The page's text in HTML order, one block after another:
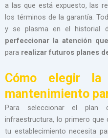
a las que está expuesto, las
los términos de la garantía.
y se plasma en el historial
perfeccionar la atención
para realizar futuros planes
Cómo elegir
mantenimiento
Para seleccionar el plan
infraestructura, lo primero que
tu establecimiento necesita